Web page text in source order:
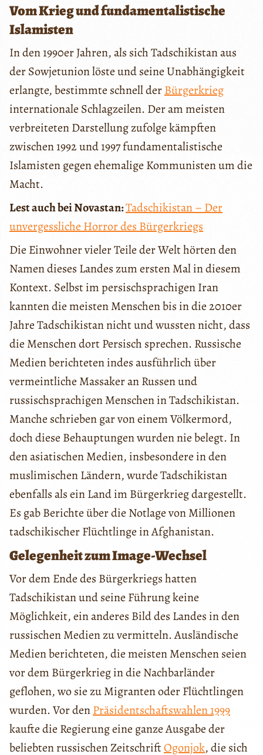
Vom Krieg und fundamentalistische
Islamisten
In den 1990er Jahren, als sich Tadschikistan aus
der Sowjetunion löste und seine Unabhängigkeit
erlangte, bestimmte schnell derBürgerkrieg
internationale Schlagzeilen. Der am meisten
verbreiteten Darstellung zufolge kämpften
zwischen 1992 und 1997 fundamentalistische
Islamisten gegen ehemalige Kommunisten um die
Macht.
Lest auch bei Novastan:Tadschikistan – Der
unvergessliche Horror des Bürgerkriegs
Die Einwohner vieler Teile der Welt hörten den
Namen dieses Landes zum ersten Mal in diesem
Kontext. Selbst im persischsprachigen Iran
kannten die meisten Menschen bis in die 2010er
Jahre Tadschikistan nicht und wussten nicht, dass
die Menschen dort Persisch sprechen. Russische
Medien berichteten indes ausführlich über
vermeintliche Massaker an Russen und
russischsprachigen Menschen in Tadschikistan.
Manche schrieben gar von einem Völkermord,
doch diese Behauptungen wurden nie belegt. In
den asiatischen Medien, insbesondere in den
muslimischen Ländern, wurde Tadschikistan
ebenfalls als ein Land im Bürgerkrieg dargestellt.
Es gab Berichte über die Notlage von Millionen
tadschikischer Flüchtlinge in Afghanistan.
Gelegenheit zum Image-Wechsel
Vor dem Ende des Bürgerkriegs hatten
Tadschikistan und seine Führung keine
Möglichkeit, ein anderes Bild des Landes in den
russischen Medien zu vermitteln. Ausländische
Medien berichteten, die meisten Menschen seien
vor dem Bürgerkrieg in die Nachbarländer
geflohen, wo sie zu Migranten oder Flüchtlingen
wurden. Vor denPräsidentschaftswahlen 1999
kaufte die Regierung eine ganze Ausgabe der
beliebten russischen ZeitschriftOgonjok, die sich